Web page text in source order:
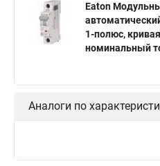
Eaton
1-полюс,
номинальный
Аналоги по